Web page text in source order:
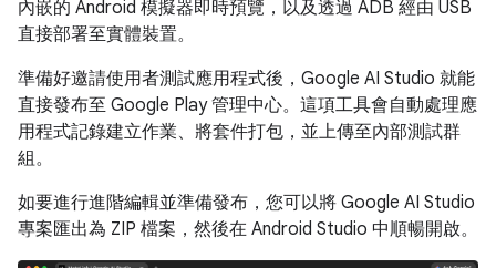
內嵌的 Android 模擬器即時預覽，以及透過 ADB 經由 USB
直接部署至實體裝置。
準備好邀請使用者測試應用程式後，Google AI Studio 就能
直接發布至 Google Play 管理中心。這項工具會自動處理應
用程式記錄建立作業、將套件打包，並上傳至內部測試群
組。
如要進行進階編輯並準備發布，您可以將 Google AI Studio
專案匯出為 ZIP 檔案，然後在 Android Studio 中順暢開啟。